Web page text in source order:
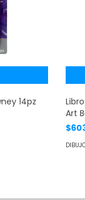
14pz
Art